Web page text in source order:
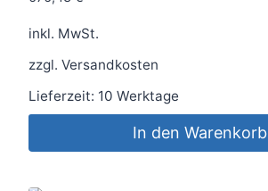
inkl. MwSt.
zzgl. Versandkosten
Lieferzeit: 10 Werktage
In den Warenkorb